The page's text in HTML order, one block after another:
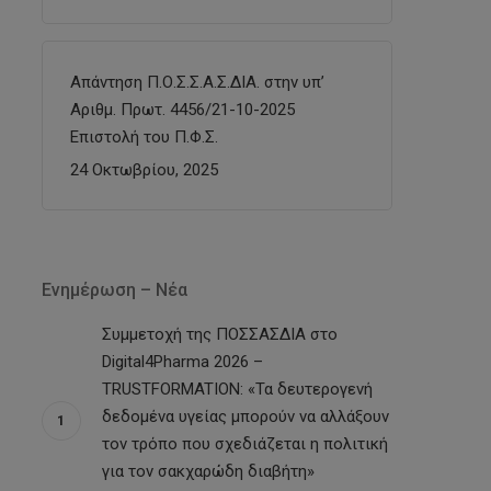
Απάντηση Π.Ο.Σ.Σ.Α.Σ.ΔΙΑ. στην υπ’
Αριθμ. Πρωτ. 4456/21-10-2025
Επιστολή του Π.Φ.Σ.
24 Οκτωβρίου, 2025
Ενημέρωση – Νέα
Συμμετοχή της ΠΟΣΣΑΣΔΙΑ στο
Digital4Pharma 2026 –
TRUSTFORMATION: «Τα δευτερογενή
δεδομένα υγείας μπορούν να αλλάξουν
τον τρόπο που σχεδιάζεται η πολιτική
για τον σακχαρώδη διαβήτη»